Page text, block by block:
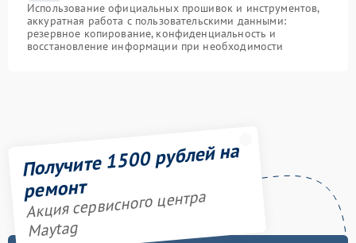
Использование официальных прошивок и инструментов,
аккуратная работа с пользовательскими данными:
резервное копирование, конфиденциальность и
восстановление информации при необходимости
Получите 1500 рублей на
ремонт
Акция сервисного центра
Maytag